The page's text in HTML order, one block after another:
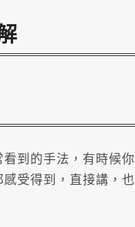
到的手法，有時候你
受得到，直接講，也